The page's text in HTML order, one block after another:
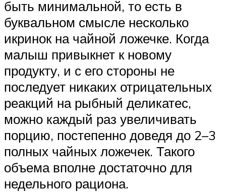
быть минимальной, то есть в
буквальном смысле несколько
икринок на чайной ложечке. Когда
малыш привыкнет к новому
продукту, и с его стороны не
последует никаких отрицательных
реакций на рыбный деликатес,
можно каждый раз увеличивать
порцию, постепенно доведя до 2–3
полных чайных ложечек. Такого
объема вполне достаточно для
недельного рациона.